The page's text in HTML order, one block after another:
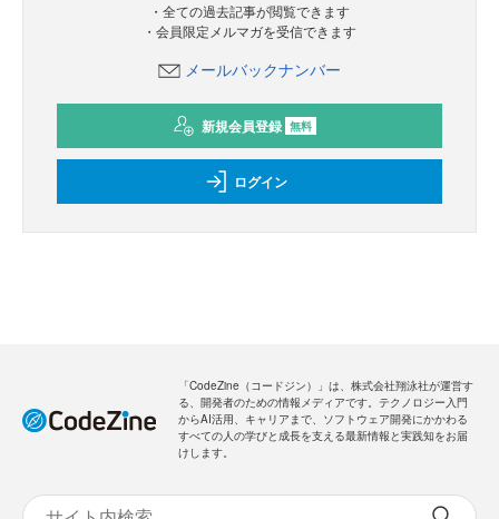
・全ての過去記事が閲覧できます
・会員限定メルマガを受信できます
メールバックナンバー
新規会員登録 無料
ログイン
「CodeZine（コードジン）」は、株式会社翔泳社が運営す
る、開発者のための情報メディアです。テクノロジー入門
からAI活用、キャリアまで、ソフトウェア開発にかかわる
すべての人の学びと成長を支える最新情報と実践知をお届
けします。